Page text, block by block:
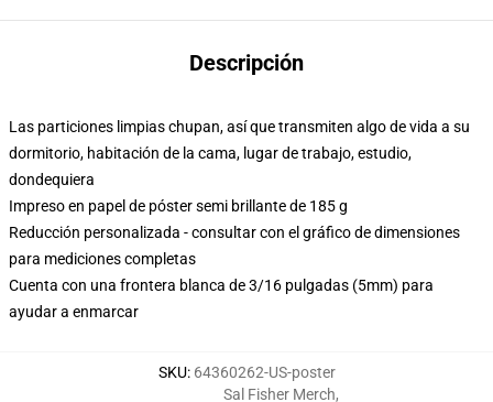
Descripción
Las particiones limpias chupan, así que transmiten algo de vida a su
dormitorio, habitación de la cama, lugar de trabajo, estudio,
dondequiera
Impreso en papel de póster semi brillante de 185 g
Reducción personalizada - consultar con el gráfico de dimensiones
para mediciones completas
Cuenta con una frontera blanca de 3/16 pulgadas (5mm) para
ayudar a enmarcar
SKU: 64360262-US-poster
Sal Fisher Merch,